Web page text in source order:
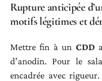
Rupture anticipée
motifs légitimes et
Mettre fin à un CDD
d’anodin. Pour le
encadrée avec